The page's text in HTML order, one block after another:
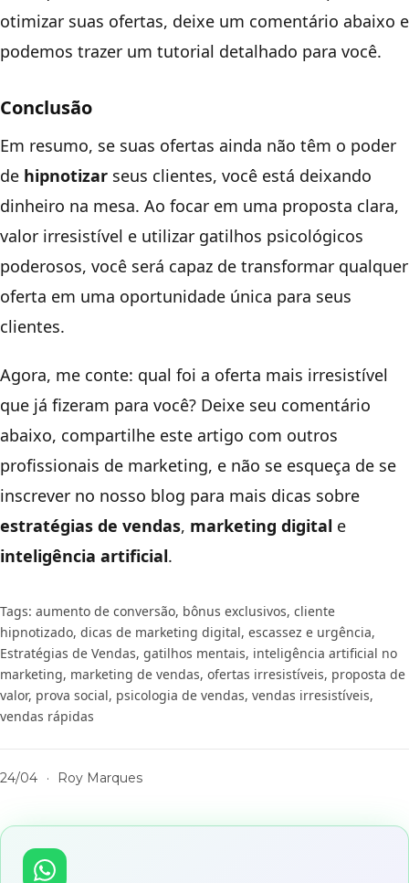
otimizar suas ofertas, deixe um comentário abaixo e
podemos trazer um tutorial detalhado para você.
Conclusão
Em resumo, se suas ofertas ainda não têm o poder
de hipnotizar seus clientes, você está deixando
dinheiro na mesa. Ao focar em uma proposta clara,
valor irresistível e utilizar gatilhos psicológicos
poderosos, você será capaz de transformar qualquer
oferta em uma oportunidade única para seus
clientes.
Agora, me conte: qual foi a oferta mais irresistível
que já fizeram para você? Deixe seu comentário
abaixo, compartilhe este artigo com outros
profissionais de marketing, e não se esqueça de se
inscrever no nosso blog para mais dicas sobre
estratégias de vendas, marketing digital e
inteligência artificial.
Tags: aumento de conversão, bônus exclusivos, cliente
hipnotizado, dicas de marketing digital, escassez e urgência,
Estratégias de Vendas, gatilhos mentais, inteligência artificial no
marketing, marketing de vendas, ofertas irresistíveis, proposta de
valor, prova social, psicologia de vendas, vendas irresistíveis,
vendas rápidas
24/04 · Roy Marques